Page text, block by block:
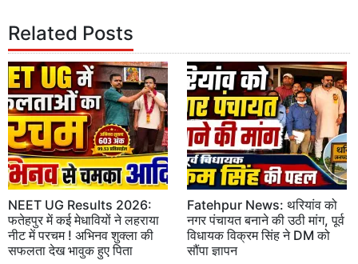
Related Posts
NEET UG Results 2026:
फतेहपुर में कई मेधावियों ने लहराया
नीट में परचम ! अभिनव शुक्ला की
सफलता देख भावुक हुए पिता
Fatehpur News: थरियांव को
नगर पंचायत बनाने की उठी मांग, पूर्व
विधायक विक्रम सिंह ने DM को
सौंपा ज्ञापन